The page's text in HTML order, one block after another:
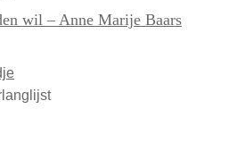
wil – Anne Marije Baars